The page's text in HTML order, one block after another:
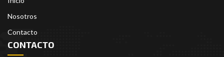
Nosotros
Contacto
CONTACTO